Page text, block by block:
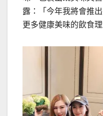
露：「今年我將會推
更多健康美味的飲食理